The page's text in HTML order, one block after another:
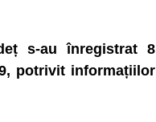
s-au înregistrat 8
potrivit informațiilor